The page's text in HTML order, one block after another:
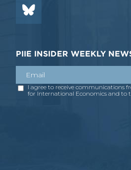
PIIE INSIDER WEEKLY